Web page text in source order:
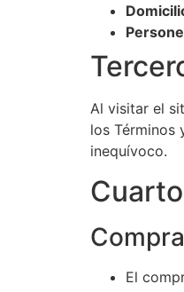
Al visitar el
los Términos
inequívoco.
El